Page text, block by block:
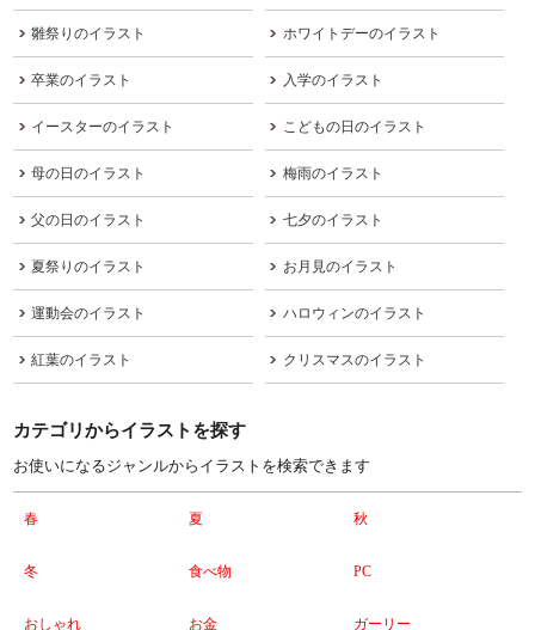
雛祭りのイラスト ホワイトデーのイラスト
卒業のイラスト 入学のイラスト
イースターのイラスト こどもの日のイラスト
母の日のイラスト 梅雨のイラスト
父の日のイラスト 七夕のイラスト
夏祭りのイラスト お月見のイラスト
運動会のイラスト ハロウィンのイラスト
紅葉のイラスト クリスマスのイラスト
カテゴリからイラストを探す
お使いになるジャンルからイラストを検索できます
春 夏 秋
冬 食べ物 PC
おしゃれ お金 ガーリー